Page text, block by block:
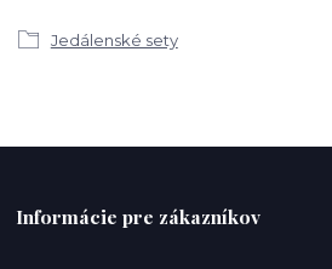
Jedálenské sety
Informácie pre zákazníkov